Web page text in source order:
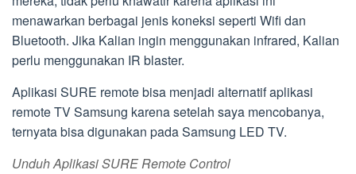
menawarkan berbagai jenis koneksi seperti Wifi dan
Bluetooth. Jika Kalian ingin menggunakan infrared, Kalian
perlu menggunakan IR blaster.
Aplikasi SURE remote bisa menjadi alternatif aplikasi
remote TV Samsung karena setelah saya mencobanya,
ternyata bisa digunakan pada Samsung LED TV.
Unduh Aplikasi SURE Remote Control